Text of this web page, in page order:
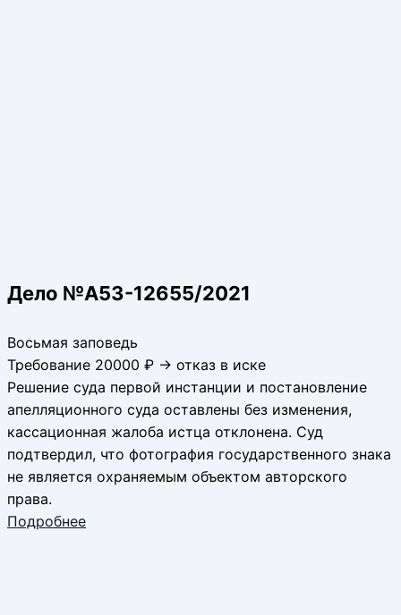
Дело №А53-12655/2021
Восьмая заповедь
Требование 20000 ₽ → отказ в иске
Решение суда первой инстанции и постановление
апелляционного суда оставлены без изменения,
кассационная жалоба истца отклонена. Суд
подтвердил, что фотография государственного знака
не является охраняемым объектом авторского
права.
Подробнее